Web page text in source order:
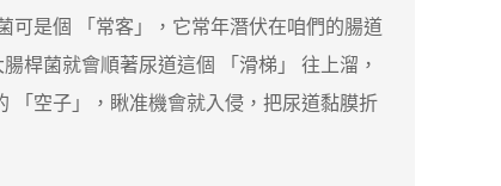
是個 「常客」，它常年潛伏在咱們的腸道
桿菌就會順著尿道這個 「滑梯」 往上溜，
「空子」，瞅准機會就入侵，把尿道黏膜折